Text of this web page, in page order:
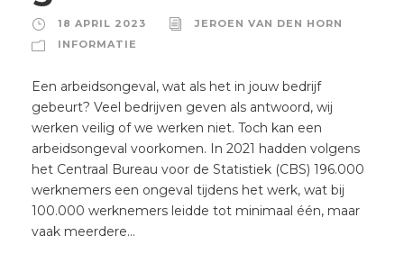
18 APRIL 2023
JEROEN VAN DEN HORN
INFORMATIE
Een arbeidsongeval, wat als het in jouw bedrijf
gebeurt? Veel bedrijven geven als antwoord, wij
werken veilig of we werken niet. Toch kan een
arbeidsongeval voorkomen. In 2021 hadden volgens
het Centraal Bureau voor de Statistiek (CBS) 196.000
werknemers een ongeval tijdens het werk, wat bij
100.000 werknemers leidde tot minimaal één, maar
vaak meerdere...